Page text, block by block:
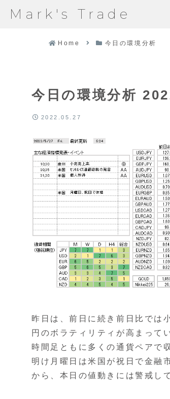
Mark's Trade
Home 今日の環境分析
今日の環境分析
2022.05.27
昨日は、前日に続き前日比では
円のボラティリティが高まって
時間足ともに多くの通貨ペアで
明け月曜日は米国が祝日で金融
から、本日の値動きには警戒し